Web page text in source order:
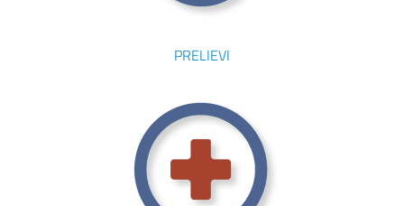
PRELIEVI